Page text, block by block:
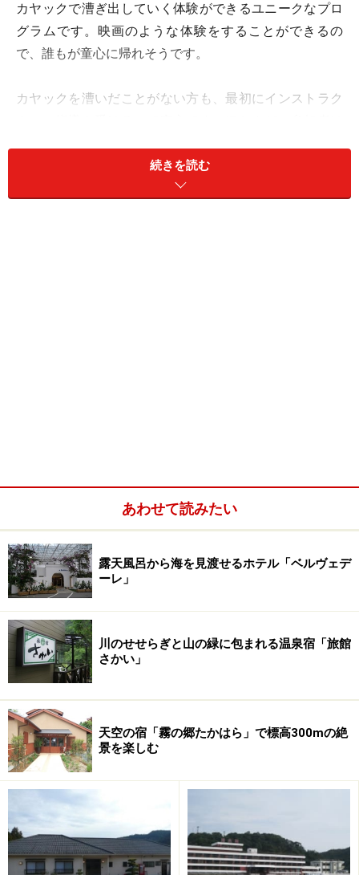
カヤックで漕ぎ出していく体験ができるユニークなプロ
グラムです。映画のような体験をすることができるの
で、誰もが童心に帰れそうです。
カヤックを漕いだことがない方も、最初にインストラク
島までたどり着くことができます。2人乗りのカヤック
なので小さいお子さんを連れて行くこともできますし、
美しい自然を全身で感じることができます。日常の喧騒
を忘れて大自然からエネルギーをもらえば、すべてのス
トレスも吹き飛んでしまいそうです。
【問い合わせ先】
■リゾート大島
住所：和歌山県東牟婁郡串本町樫野1035‐6
営業時間：9:00～18:00
定休日：年中無休
公式HP：http://www.resortohshima.com/
※リゾート大島さんのご好意により、ホームページから
写真を転載させていただきました。心よりお礼申し上げ
ます。
※記事内容は執筆時点のものです。最新の内容をご確認くださ
い。
続きを読む
あわせて読みたい
露天風呂から海を見渡せるホテル「ベルヴェデ
ーレ」
川のせせらぎと山の緑に包まれる温泉宿「旅館
さかい」
天空の宿「霧の郷たかはら」で標高300mの絶
景を楽しむ